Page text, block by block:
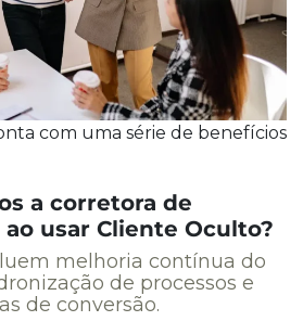
com uma série de benefícios
a corretora de
usar Cliente Oculto?
melhoria contínua do
de processos e
de conversão.